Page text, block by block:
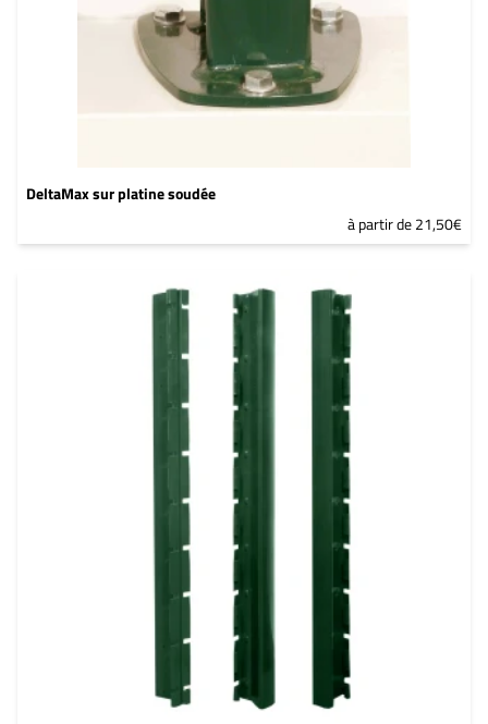
DeltaMax sur platine soudée
à partir de 21,50€